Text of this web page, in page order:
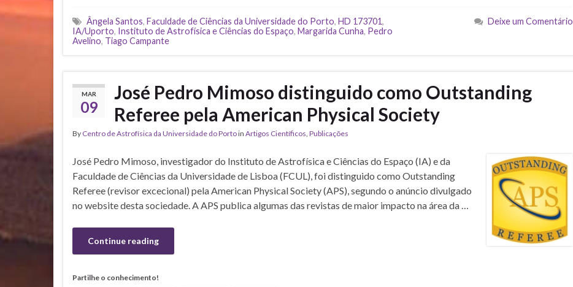
Ângela Santos, Faculdade de Ciências da Universidade do Porto, HD 173701,
IA/Uporto, Instituto de Astrofísica e Ciências do Espaço, Margarida Cunha, Pedro
Avelino, Tiago Campante
Deixe um Comentário
MAR
09
José Pedro Mimoso distinguido como Outstanding
Referee pela American Physical Society
By Centro de Astrofísica da Universidade do Portoin Artigos Científicos, Publicações
José Pedro Mimoso, investigador do Instituto de Astrofísica e Ciências do Espaço (IA) e da
Faculdade de Ciências da Universidade de Lisboa (FCUL), foi distinguido como Outstanding
Referee (revisor excecional) pela American Physical Society (APS), segundo o anúncio divulgado
no website desta sociedade. A APS publica algumas das revistas de maior impacto na área da …
Continue reading
Partilhe o conhecimento!